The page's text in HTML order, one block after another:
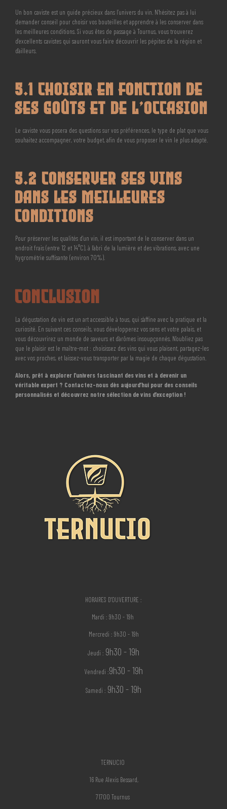
Un bon caviste est un guide précieux dans l’univers du vin. N’hésitez pas à lui
demander conseil pour choisir vos bouteilles et apprendre à les conserver dans
les meilleures conditions. Si vous êtes de passage à Tournus, vous trouverez
d’excellents cavistes qui sauront vous faire découvrir les pépites de la région et
d’ailleurs.
5.1 Choisir en Fonction de
ses Goûts et de l’Occasion
Le caviste vous posera des questions sur vos préférences, le type de plat que vous
souhaitez accompagner, votre budget, afin de vous proposer le vin le plus adapté.
5.2 Conserver ses Vins
dans les Meilleures
Conditions
Pour préserver les qualités d’un vin, il est important de le conserver dans un
endroit frais (entre 12 et 14°C), à l’abri de la lumière et des vibrations, avec une
hygrométrie suffisante (environ 70%).
Conclusion
La dégustation de vin est un art accessible à tous, qui s’affine avec la pratique et la
curiosité. En suivant ces conseils, vous développerez vos sens et votre palais, et
vous découvrirez un monde de saveurs et d’arômes insoupçonnés. N’oubliez pas
que le plaisir est le maître-mot : choisissez des vins qui vous plaisent, partagez-les
avec vos proches, et laissez-vous transporter par la magie de chaque dégustation.
Alors, prêt à explorer l’univers fascinant des vins et à devenir un
véritable expert ? Contactez-nous dès aujourd’hui pour des conseils
personnalisés et découvrez notre sélection de vins d’exception !
HORAIRES D'OUVERTURE :
Mardi : 9h30 - 19h
Mercredi : 9h30 - 19h
Jeudi : 9h30 - 19h
Vendredi :9h30 - 19h
Samedi : 9h30 - 19h
TERNUCIO
16 Rue Alexis Bessard,
71700 Tournus